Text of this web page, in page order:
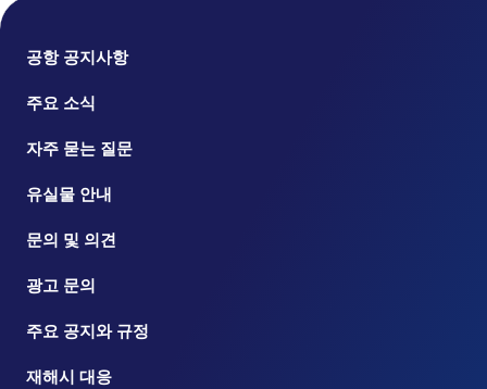
공항 공지사항
주요 소식
자주 묻는 질문
유실물 안내
문의 및 의견
광고 문의
주요 공지와 규정
재해시 대응